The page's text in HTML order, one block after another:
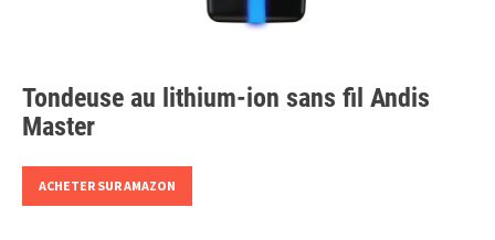
Tondeuse au lithium-ion sans fil Andis
Master
ACHETER SUR AMAZON